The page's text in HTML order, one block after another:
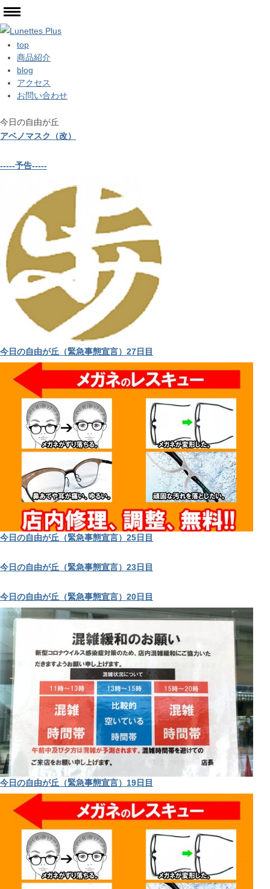
top
商品紹介
blog
アクセス
お問い合わせ
今日の自由が丘
アベノマスク（改）
-----予告-----
今日の自由が丘（緊急事態宣言）27日目
今日の自由が丘（緊急事態宣言）25日目
今日の自由が丘（緊急事態宣言）23日目
今日の自由が丘（緊急事態宣言）20日目
今日の自由が丘（緊急事態宣言）19日目